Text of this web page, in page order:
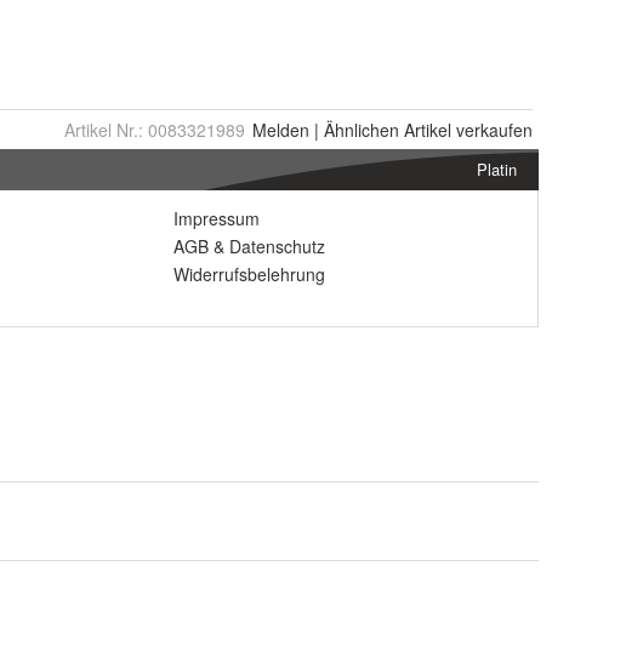
Artikel Nr.: 0083321989 Melden | Ähnlichen Artikel verkaufen
Platin
Impressum
AGB & Datenschutz
Widerrufsbelehrung